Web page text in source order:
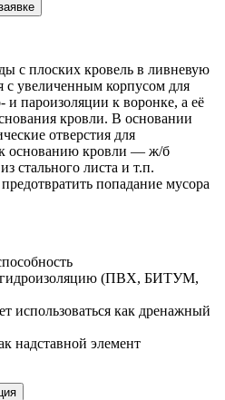
с плоских кровель в ливневую
с увеличенным корпусом для
и пароизоляции к воронке, а её
кровли. В основании
отверстия для
основанию кровли — ж/б
стального листа и т.п.
попадание мусора
(ПВХ, БИТУМ,
использоваться как дренажный
надставной элемент